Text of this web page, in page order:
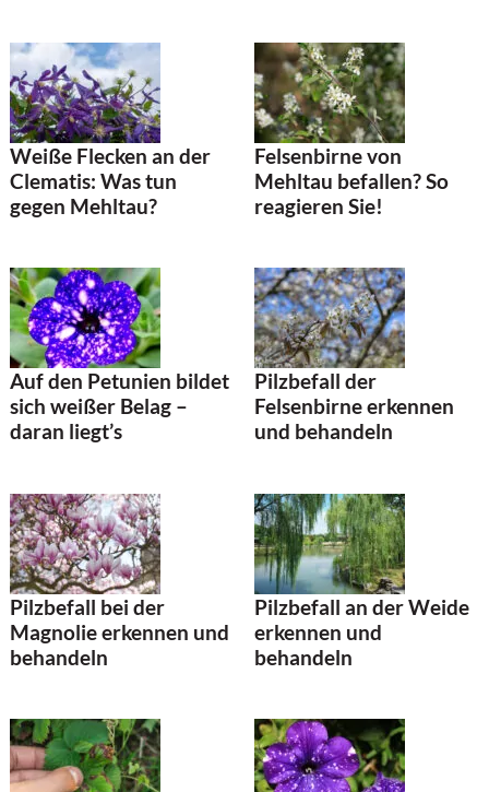
Weiße Flecken an der
Clematis: Was tun
gegen Mehltau?
Felsenbirne von
Mehltau befallen? So
reagieren Sie!
Auf den Petunien bildet
sich weißer Belag –
daran liegt’s
Pilzbefall der
Felsenbirne erkennen
und behandeln
Pilzbefall bei der
Magnolie erkennen und
behandeln
Pilzbefall an der Weide
erkennen und
behandeln